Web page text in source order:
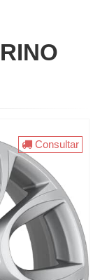
Consultar